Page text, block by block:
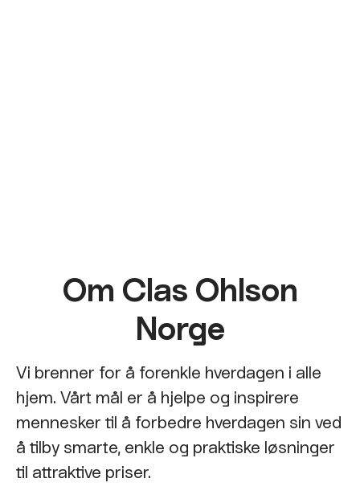
Om Clas Ohlson
Norge
Vi brenner for å forenkle hverdagen i alle
hjem. Vårt mål er å hjelpe og inspirere
mennesker til å forbedre hverdagen sin ved
å tilby smarte, enkle og praktiske løsninger
til attraktive priser.